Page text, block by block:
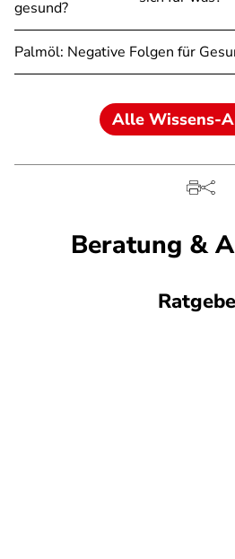
gesund?
Palmöl: Negative Folgen für
Alle Wissens-
Beratung &